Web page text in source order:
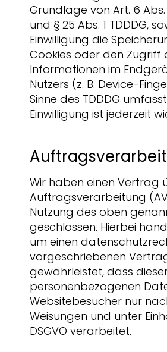
Grundlage von Art. 6 Abs.
und § 25 Abs. 1 TDDDG,
Einwilligung die
Cookies oder den Zugriff
Informationen im
Nutzers (z. B. Device-
Sinne des TDDDG
Einwilligung ist jederzeit
Wir haben einen Vertrag
Auftragsverarbeitung
Nutzung des oben
geschlossen. Hierbei
um einen
vorgeschriebenen
gewährleistet, dass
personenbezogenen
Websitebesucher nur
Weisungen und unter
DSGVO verarbeitet.